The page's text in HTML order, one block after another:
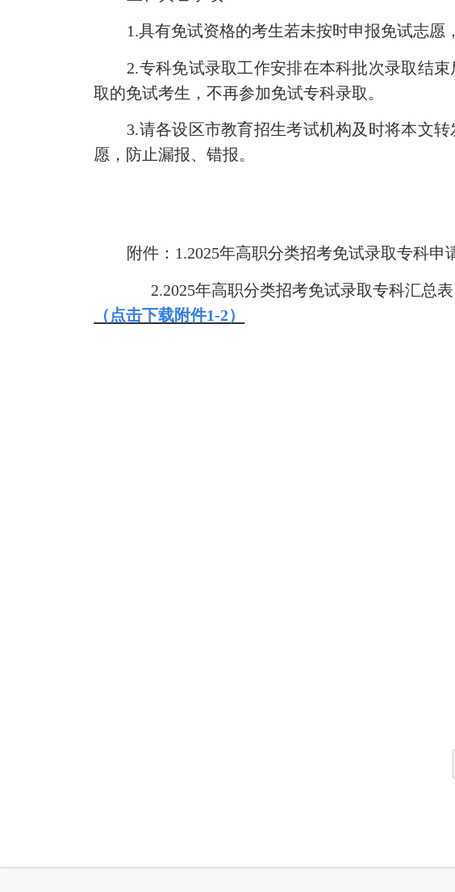
1.具有免试资格的考生若未按时申报免试志愿
2.专科免试录取工作安排在本科批次录取结束
取的免试考生 ，不再参加免试专科录取。
3.请各设区市教育招生考试机构及时将本文转
愿，防止漏报、错报。
附件：1.2025年高职分类招考免试录取专科申
2.2025年高职分类招考免试录取专科汇总表
（点击下载附件1-2）